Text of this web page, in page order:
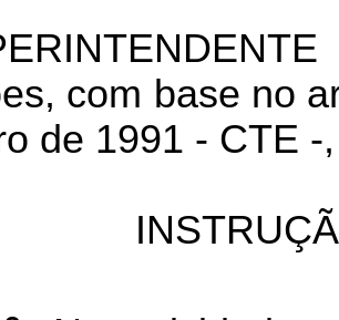
com base no
de 1991 - CTE